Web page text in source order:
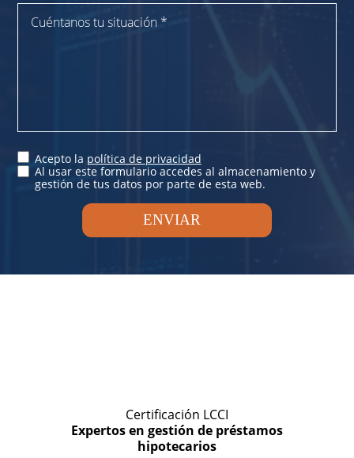
Acepto la política de privacidad
Al usar este formulario accedes al almacenamiento y
gestión de tus datos por parte de esta web.
ENVIAR
Certificación LCCI
Expertos en gestión de préstamos
hipotecarios